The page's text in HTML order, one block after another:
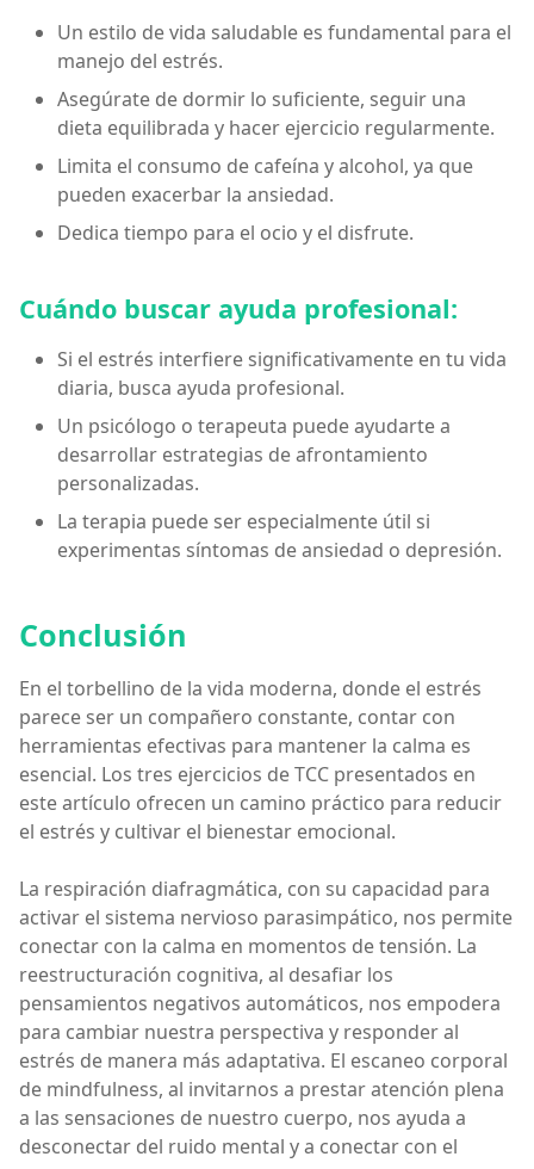
Un estilo de vida saludable es fundamental para el
manejo del estrés.
Asegúrate de dormir lo suficiente, seguir una
dieta equilibrada y hacer ejercicio regularmente.
Limita el consumo de cafeína y alcohol, ya que
pueden exacerbar la ansiedad.
Dedica tiempo para el ocio y el disfrute.
Cuándo buscar ayuda profesional:
Si el estrés interfiere significativamente en tu vida
diaria, busca ayuda profesional.
Un psicólogo o terapeuta puede ayudarte a
desarrollar estrategias de afrontamiento
personalizadas.
La terapia puede ser especialmente útil si
experimentas síntomas de ansiedad o depresión.
Conclusión
En el torbellino de la vida moderna, donde el estrés
parece ser un compañero constante, contar con
herramientas efectivas para mantener la calma es
esencial. Los tres ejercicios de TCC presentados en
este artículo ofrecen un camino práctico para reducir
el estrés y cultivar el bienestar emocional.
La respiración diafragmática, con su capacidad para
activar el sistema nervioso parasimpático, nos permite
conectar con la calma en momentos de tensión. La
reestructuración cognitiva, al desafiar los
pensamientos negativos automáticos, nos empodera
para cambiar nuestra perspectiva y responder al
estrés de manera más adaptativa. El escaneo corporal
de mindfulness, al invitarnos a prestar atención plena
a las sensaciones de nuestro cuerpo, nos ayuda a
desconectar del ruido mental y a conectar con el